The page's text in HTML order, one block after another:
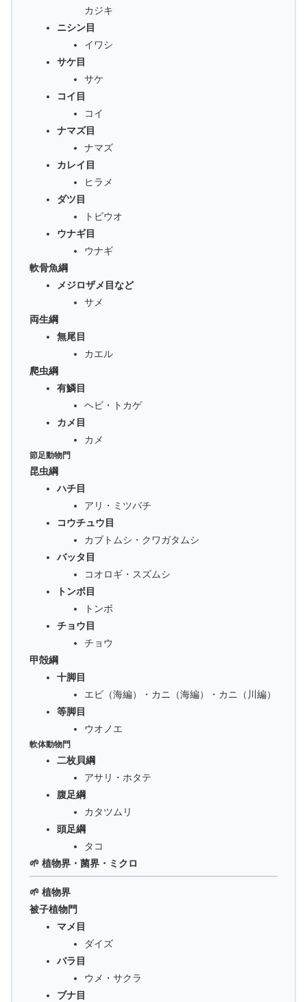
カジキ
ニシン目
イワシ
サケ目
サケ
コイ目
コイ
ナマズ目
ナマズ
カレイ目
ヒラメ
ダツ目
トビウオ
ウナギ目
ウナギ
軟骨魚綱
メジロザメ目など
サメ
両生綱
無尾目
カエル
爬虫綱
有鱗目
ヘビ・トカゲ
カメ目
カメ
節足動物門
昆虫綱
ハチ目
アリ・ミツバチ
コウチュウ目
カブトムシ・クワガタムシ
バッタ目
コオロギ・スズムシ
トンボ目
トンボ
チョウ目
チョウ
甲殻綱
十脚目
エビ（海編）・カニ（海編）・カニ（川編）
等脚目
ウオノエ
軟体動物門
二枚貝綱
アサリ・ホタテ
腹足綱
カタツムリ
頭足綱
タコ
🌱 植物界・菌界・ミクロ
🌱 植物界
被子植物門
マメ目
ダイズ
バラ目
ウメ・サクラ
ブナ目